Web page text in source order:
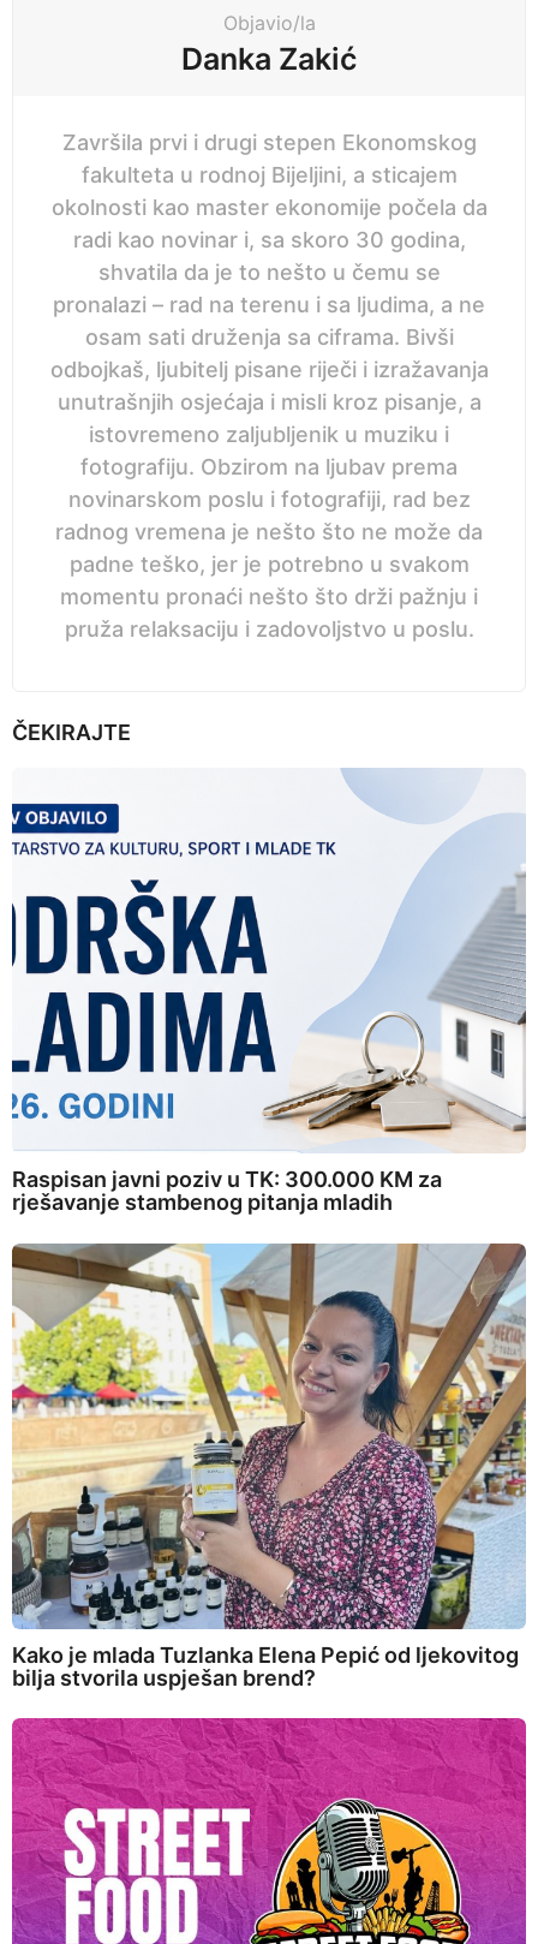
Objavio/la
Danka Zakić
Završila prvi i drugi stepen Ekonomskog
fakulteta u rodnoj Bijeljini, a sticajem
okolnosti kao master ekonomije počela da
radi kao novinar i, sa skoro 30 godina,
shvatila da je to nešto u čemu se
pronalazi – rad na terenu i sa ljudima, a ne
osam sati druženja sa ciframa. Bivši
odbojkaš, ljubitelj pisane riječi i izražavanja
unutrašnjih osjećaja i misli kroz pisanje, a
istovremeno zaljubljenik u muziku i
fotografiju. Obzirom na ljubav prema
novinarskom poslu i fotografiji, rad bez
radnog vremena je nešto što ne može da
padne teško, jer je potrebno u svakom
momentu pronaći nešto što drži pažnju i
pruža relaksaciju i zadovoljstvo u poslu.
ČEKIRAJTE
Raspisan javni poziv u TK: 300.000 KM za
rješavanje stambenog pitanja mladih
Kako je mlada Tuzlanka Elena Pepić od ljekovitog
bilja stvorila uspješan brend?